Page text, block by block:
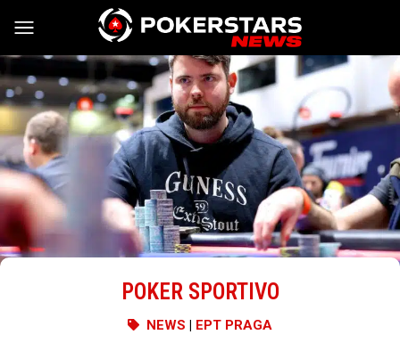
Vai al contenuto
POKER SPORTIVO
NEWS | EPT PRAGA